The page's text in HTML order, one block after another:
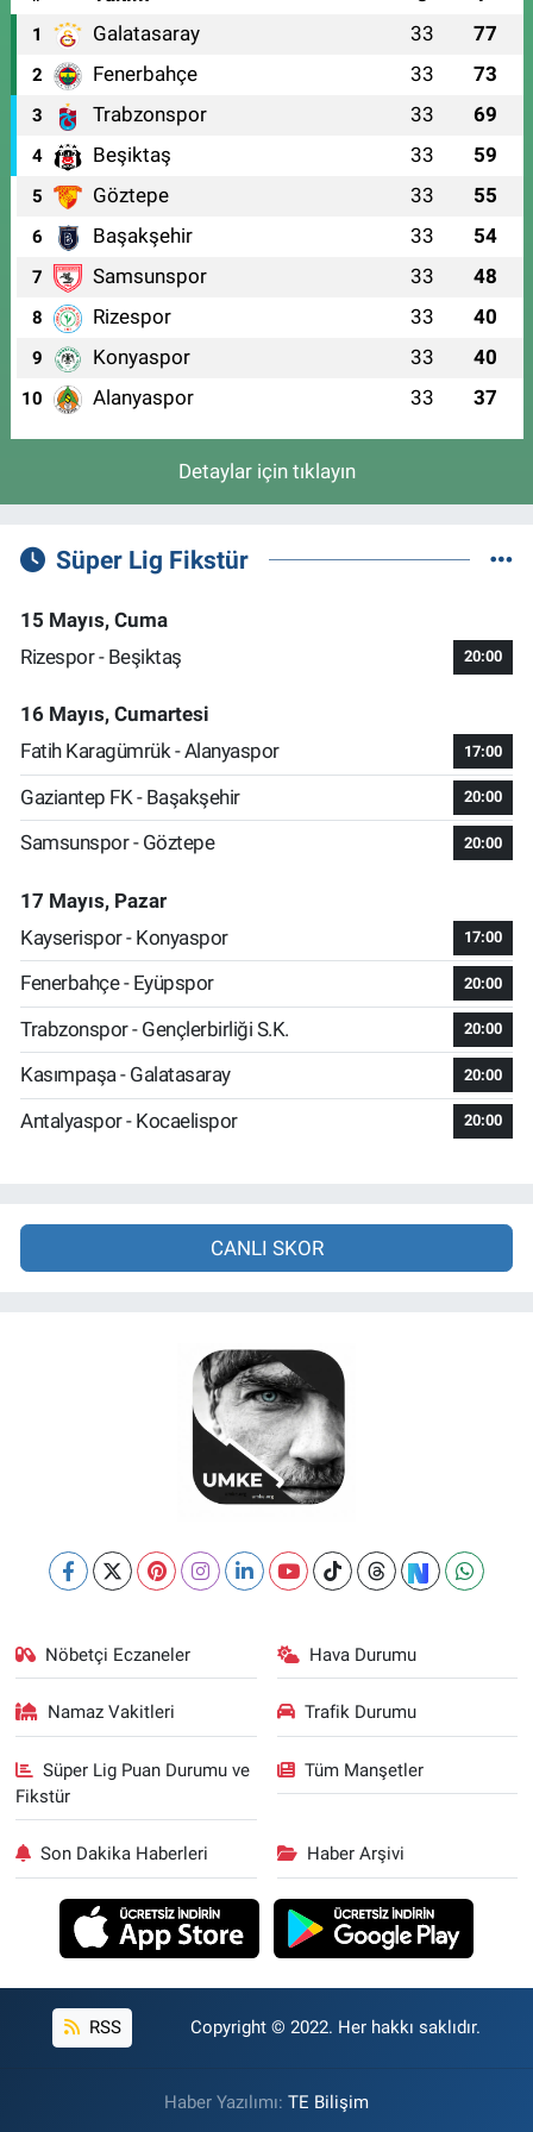
1 Galatasaray 33 77
2 Fenerbahçe 33 73
3 Trabzonspor 33 69
4 Beşiktaş 33 59
5 Göztepe 33 55
6 Başakşehir 33 54
7 Samsunspor 33 48
8 Rizespor 33 40
9 Konyaspor 33 40
10 Alanyaspor 33 37
Detaylar için tıklayın
Süper Lig Fikstür
15 Mayıs, Cuma
Rizespor - Beşiktaş
20:00
16 Mayıs, Cumartesi
Fatih Karagümrük - Alanyaspor
17:00
Gaziantep FK - Başakşehir 20:00
Samsunspor - Göztepe 20:00
17 Mayıs, Pazar
Kayserispor - Konyaspor
17:00
Fenerbahçe - Eyüpspor 20:00
Trabzonspor - Gençlerbirliği S.K. 20:00
Kasımpaşa - Galatasaray 20:00
Antalyaspor - Kocaelispor 20:00
CANLI SKOR
Nöbetçi Eczaneler Hava Durumu
Namaz Vakitleri Trafik Durumu
Süper Lig Puan Durumu ve
Fikstür
Tüm Manşetler
Son Dakika Haberleri Haber Arşivi
RSS Copyright © 2022. Her hakkı saklıdır.
Haber Yazılımı: TE Bilişim